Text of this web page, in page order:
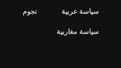
سياسة عربية
سياسة مغاربية
نجوم